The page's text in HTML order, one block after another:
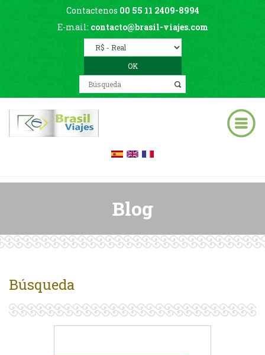
Contactenos 00 55 11 2409-8994
E-mail: contacto@brasil-viajes.com
Blog
Búsqueda